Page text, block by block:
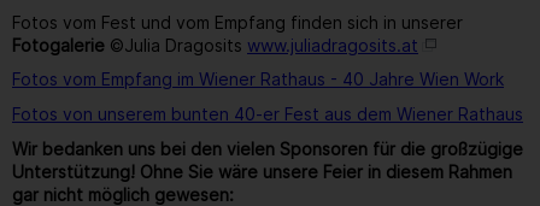
Fotos vom Fest und vom Empfang finden sich in unserer
Fotogalerie ©Julia Dragosits www.juliadragosits.at
Fotos vom Empfang im Wiener Rathaus - 40 Jahre Wien Work
Fotos von unserem bunten 40-er Fest aus dem Wiener Rathaus
Wir bedanken uns bei den vielen Sponsoren für die großzügige
Unterstützung! Ohne Sie wäre unsere Feier in diesem Rahmen
gar nicht möglich gewesen: